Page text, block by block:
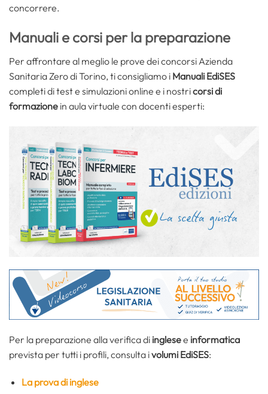
concorrere.
Manuali e corsi per la preparazione
Per affrontare al meglio le prove dei concorsi Azienda
Sanitaria Zero di Torino, ti consigliamo i Manuali EdiSES
completi di test e simulazioni online e i nostricorsi di
formazione in aula virtuale con docenti esperti:
Per la preparazione alla verifica di inglesee informatica
prevista per tutti i profili, consulta ivolumi EdiSES:
La prova di inglese